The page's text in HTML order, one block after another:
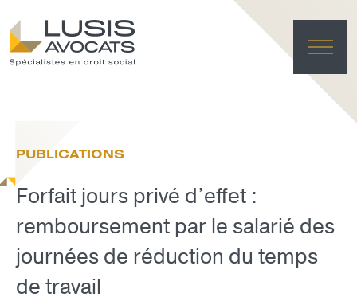
PUBLICATIONS
Forfait jours privé d’effet :
remboursement par le salarié des
journées de réduction du temps
de travail